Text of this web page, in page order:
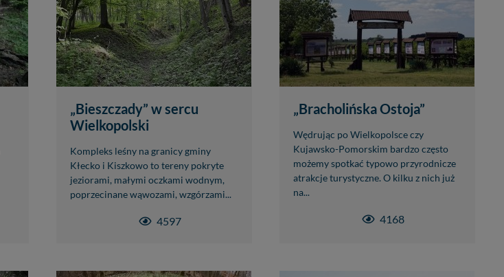
„Bieszczady” w sercu
Wielkopolski
Kompleks leśny na granicy gminy
Kłecko i Kiszkowo to tereny pokryte
jeziorami, małymi oczkami wodnym,
poprzecinane wąwozami, wzgórzami...
4597
„Bracholińska Ostoja”
Wędrując po Wielkopolsce czy
Kujawsko-Pomorskim bardzo często
możemy spotkać typowo przyrodnicze
atrakcje turystyczne. O kilku z nich już
na...
4168